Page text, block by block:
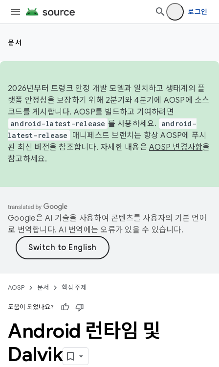
로그인
문서
2026년부터 트렁크 안정 개발 모델과 일치하고 생태계의 플
랫폼 안정성을 보장하기 위해 2분기와 4분기에 AOSP에 소스
코드를 게시합니다. AOSP를 빌드하고 기여하려면
android-latest-release 를 사용하세요.
android-
latest-release
매니페스트 브랜치는 항상 AOSP에 푸시
된 최신 버전을 참조합니다. 자세한 내용은 AOSP 변경사항을
참고하세요.
Google은 AI 기술을 사용하여 콘텐츠를 사용자의 기본 언어
로 번역합니다. AI 번역에는 오류가 있을 수 있습니다.
AOSP 문서 핵심 주제
도움이 되었나요?
Android 런타임 및
Dalvik